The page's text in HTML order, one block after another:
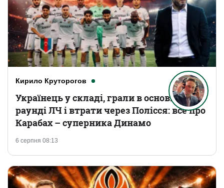
Кирило Круторогов
6 серпня 08:13
Українець у складі, грали в основному
раунді ЛЧ і втрати через Полісся: все про
Карабах – суперника Динамо